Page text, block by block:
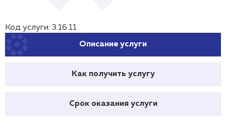
Код услуги: 3.16.11
Описание услуги
Как получить услугу
Срок оказания услуги